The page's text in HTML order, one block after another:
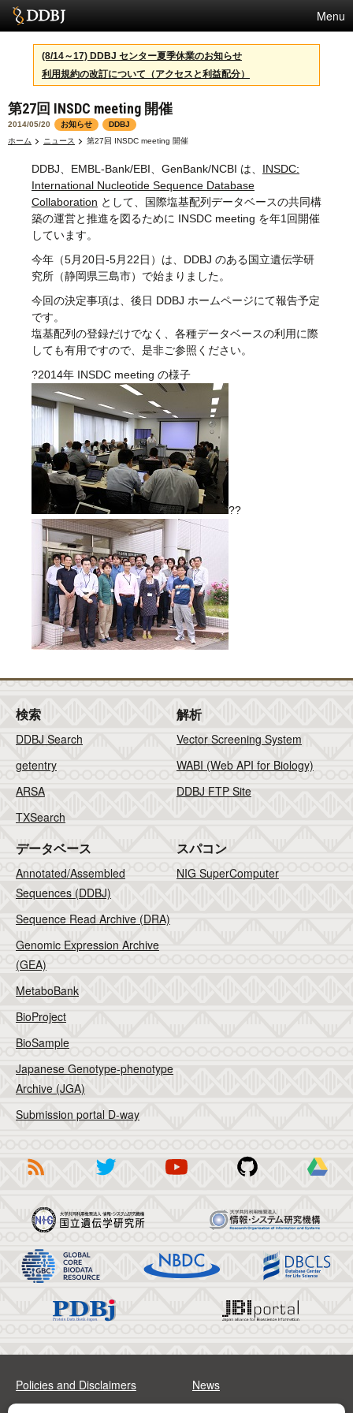
Menu
サービス
スパコン
統計
活動
センターについて
利用規約
問合せ
English
(8/14～17) DDBJ センター夏季休業のお知らせ
利用規約の改訂について（アクセスと利益配分）
第27回 INSDC meeting 開催
2014/05/20 お知らせ
DDBJ
ホーム
ニュース 第27回 INSDC meeting 開催
DDBJ、EMBL-Bank/EBI、GenBank/NCBI は、 INSDC:
International Nucleotide Sequence Database
Collaboration として、国際塩基配列データベースの共同構
築の運営と推進を図るために INSDC meeting を年1回開催
しています。
今年（5月20日-5月22日）は、DDBJ のある国立遺伝学研
究所（静岡県三島市）で始まりました。
今回の決定事項は、後日 DDBJ ホームページにて報告予定
です。
塩基配列の登録だけでなく、各種データベースの利用に際
しても有用ですので、是非ご参照ください。
?2014年 INSDC meeting の様子
??
検索
DDBJ Search
getentry
ARSA
TXSearch
解析
Vector Screening System
WABI (Web API for Biology)
DDBJ FTP Site
データベース
Annotated/Assembled
Sequences (DDBJ)
Sequence Read Archive (DRA)
Genomic Expression Archive
(GEA)
MetaboBank
BioProject
BioSample
Japanese Genotype-phenotype
Archive (JGA)
Submission portal D-way
スパコン
NIG SuperComputer
Policies and Disclaimers News